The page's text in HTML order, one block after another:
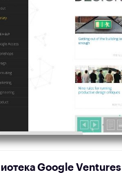
Google Ventures